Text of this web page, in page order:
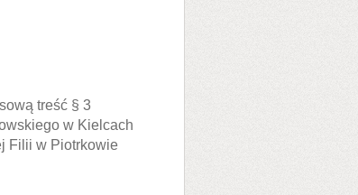
treść § 3
w Kielcach
Filii w Piotrkowie